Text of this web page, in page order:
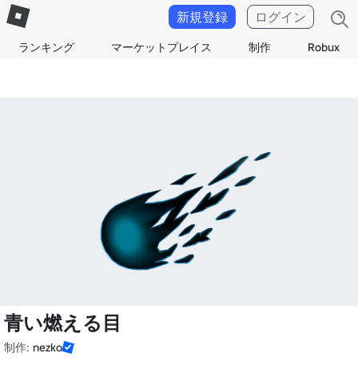
ランキング マーケットプレイス 制作 Robux
新規登録 ログイン
青い燃える目
制作: nezko